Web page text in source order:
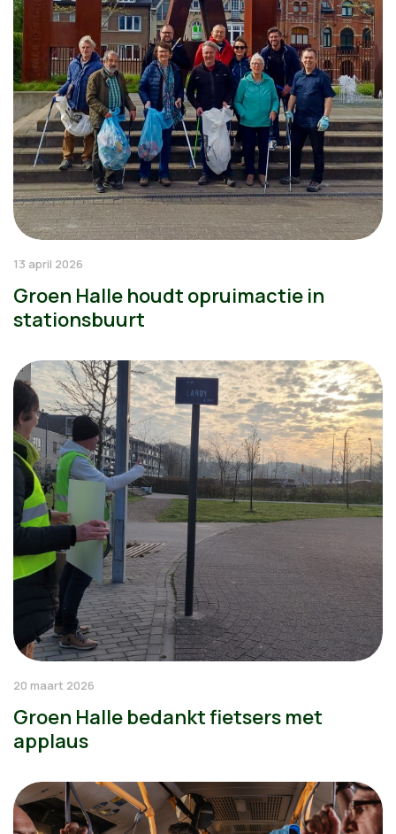
13 april 2026
Groen Halle houdt opruimactie in
stationsbuurt
20 maart 2026
Groen Halle bedankt fietsers met
applaus